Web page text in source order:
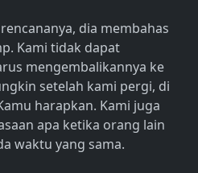
dia membahas
Kami tidak dapat
mengembalikannya ke
setelah kami pergi, di
harapkan. Kami juga
apa ketika orang lain
waktu yang sama.